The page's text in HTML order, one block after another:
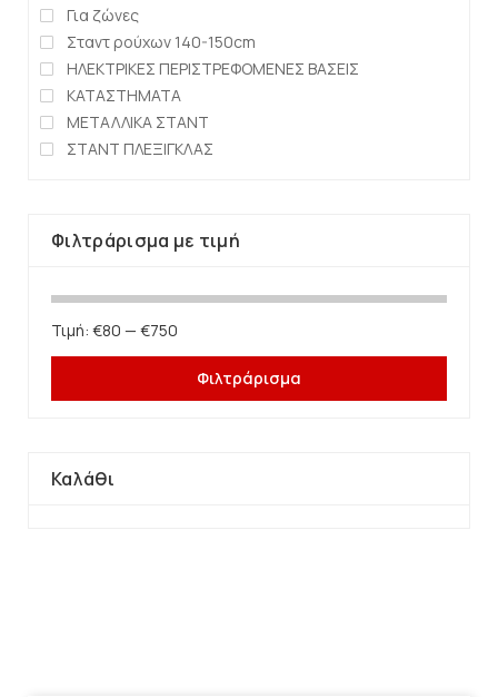
Για ζώνες
Σταντ ρούχων 140-150cm
ΗΛΕΚΤΡΙΚΕΣ ΠΕΡΙΣΤΡΕΦΟΜΕΝΕΣ ΒΑΣΕΙΣ
ΚΑΤΑΣΤΗΜΑΤΑ
ΜΕΤΑΛΛΙΚΑ ΣΤΑΝΤ
ΣΤΑΝΤ ΠΛΕΞΙΓΚΛΑΣ
Φιλτράρισμα με τιμή
Φιλτράρισμα
Τιμή: €80 — €750
Καλάθι